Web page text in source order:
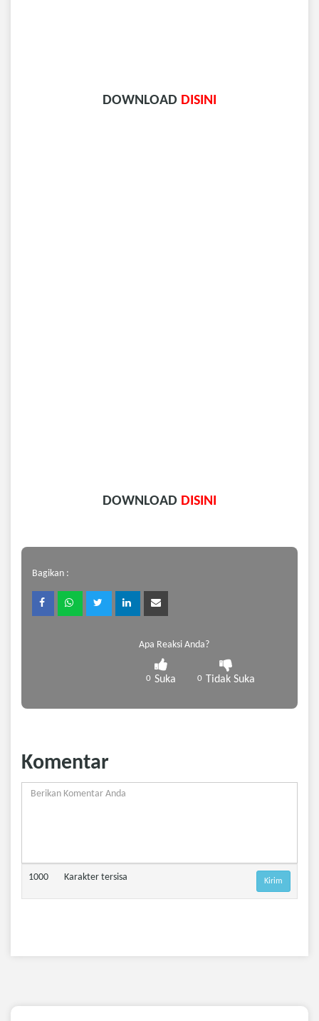
DOWNLOAD DISINI
DOWNLOAD DISINI
Bagikan :
Apa Reaksi Anda?
0 Suka 0 Tidak Suka
Komentar
1000 Karakter tersisa